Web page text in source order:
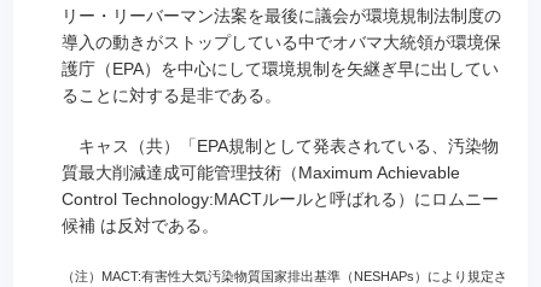
リー・リーバーマン法案を最後に議会が環境規制法制度の
導入の動きがストップしている中でオバマ大統領が環境保
護庁（EPA）を中心にして環境規制を矢継ぎ早に出してい
ることに対する是非である。
キャス（共）「EPA規制として発表されている、汚染物
質最大削減達成可能管理技術（Maximum Achievable
Control Technology:MACTルールと呼ばれる）にロムニー
候補 は反対である。
（注）MACT:有害性大気汚染物質国家排出基準（NESHAPs）により規定さ